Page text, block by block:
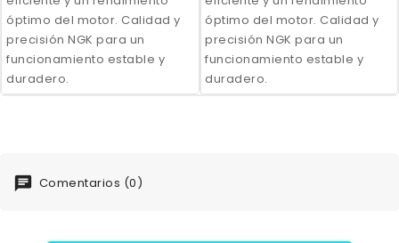
óptimo del motor. Calidad y
precisión NGK para un
funcionamiento estable y
duradero.
óptimo del motor. Calidad y
precisión NGK para un
funcionamiento estable y
duradero.
Comentarios (0)